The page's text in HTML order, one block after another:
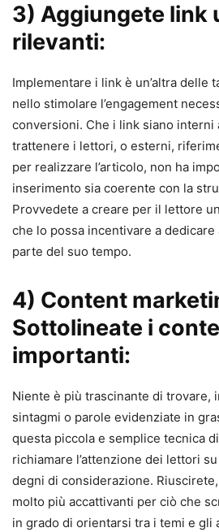
3) Aggiungete link
rilevanti:
Implementare i link è un’altra delle
nello stimolare l’engagement
conversioni. Che i link siano interni
trattenere i lettori, o esterni,
per realizzare l’articolo, non ha
inserimento sia coerente con la
Provvedete a creare per il lettore
che lo possa incentivare a
parte del suo tempo.
4) Content
Sottolineate i
importanti:
Niente è più trascinante di trovare,
sintagmi o parole evidenziate in
questa piccola e semplice tecnica
richiamare l’attenzione dei lettori
degni di considerazione.
molto più accattivanti per ciò che
in grado di orientarsi tra i temi e gli